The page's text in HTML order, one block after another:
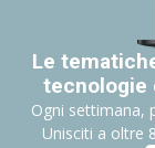
Le
tecnologie
Ogni settimana,
Unisciti a oltre